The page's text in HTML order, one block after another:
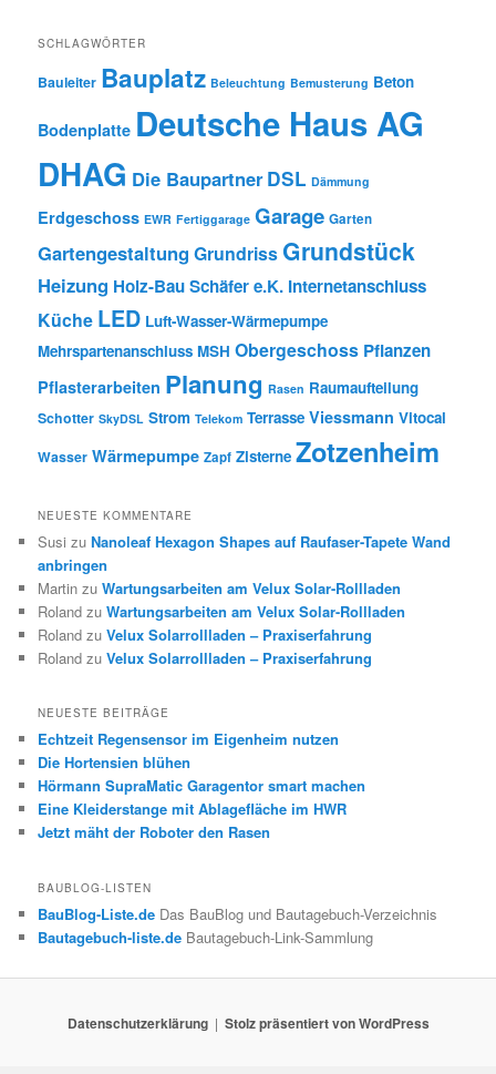
SCHLAGWÖRTER
Bauleiter Bauplatz Beleuchtung Bemusterung Beton
Bodenplatte Deutsche Haus AG
DHAG Die Baupartner DSL Dämmung
Erdgeschoss EWR Fertiggarage Garage Garten
Gartengestaltung Grundriss Grundstück
Heizung Holz-Bau Schäfer e.K. Internetanschluss
Küche LED Luft-Wasser-Wärmepumpe
Mehrspartenanschluss MSH Obergeschoss Pflanzen
Pflasterarbeiten Planung Rasen Raumaufteilung
Schotter SkyDSL Strom Telekom Terrasse Viessmann Vitocal
Wasser Wärmepumpe Zapf Zisterne Zotzenheim
NEUESTE KOMMENTARE
Susi zuNanoleaf Hexagon Shapes auf Raufaser-Tapete Wand
anbringen
Martin zuWartungsarbeiten am Velux Solar-Rollladen
Roland zuWartungsarbeiten am Velux Solar-Rollladen
Roland zuVelux Solarrollladen – Praxiserfahrung
Roland zuVelux Solarrollladen – Praxiserfahrung
NEUESTE BEITRÄGE
Echtzeit Regensensor im Eigenheim nutzen
Die Hortensien blühen
Hörmann SupraMatic Garagentor smart machen
Eine Kleiderstange mit Ablagefläche im HWR
Jetzt mäht der Roboter den Rasen
BAUBLOG-LISTEN
BauBlog-Liste.de Das BauBlog und Bautagebuch-Verzeichnis
Bautagebuch-liste.de Bautagebuch-Link-Sammlung
Datenschutzerklärung Stolz präsentiert von WordPress